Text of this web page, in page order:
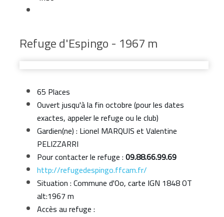
Refuge d'Espingo - 1967 m
65 Places
Ouvert jusqu'à la fin octobre (pour les dates
exactes, appeler le refuge ou le club)
Gardien(ne) : Lionel MARQUIS et Valentine
PELIZZARRI
Pour contacter le refuge :09.88.66.99.69
http://refugedespingo.ffcam.fr/
Situation : Commune d'Oo, carte IGN 1848 OT
alt:1967 m
Accès au refuge :